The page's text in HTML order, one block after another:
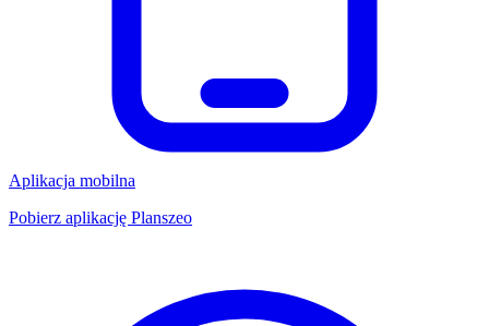
Aplikacja mobilna
Pobierz aplikację Planszeo